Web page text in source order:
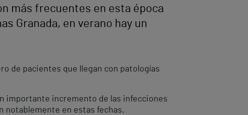
más frecuentes en esta época
Granada, en verano hay un
de pacientes que llegan con patologías
importante incremento de las infecciones
notablemente en estas fechas.